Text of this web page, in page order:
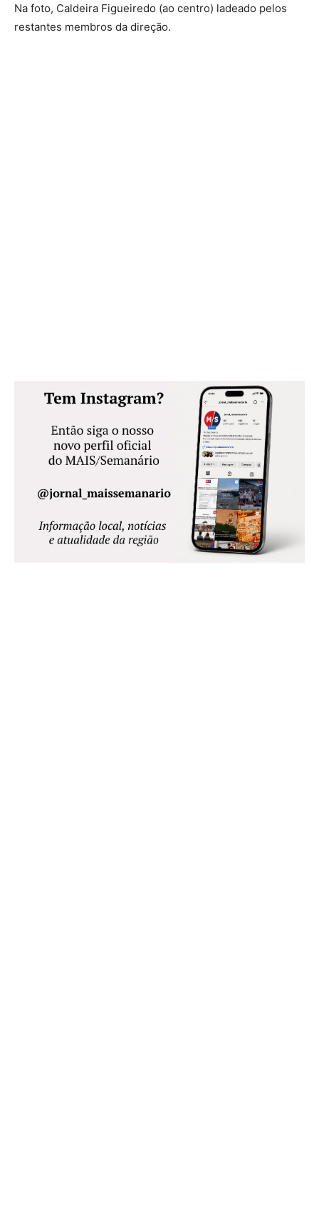
Na foto, Caldeira Figueiredo (ao centro) ladeado pelos
restantes membros da direção.